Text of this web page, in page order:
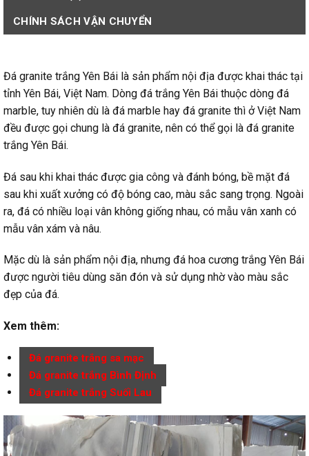
CHÍNH SÁCH VẬN CHUYỂN
Đá granite trắng Yên Bái là sản phẩm nội địa được khai thác tại
tỉnh Yên Bái, Việt Nam. Dòng đá trắng Yên Bái thuộc dòng đá
marble, tuy nhiên dù là đá marble hay đá granite thì ở Việt Nam
đều được gọi chung là đá granite, nên có thể gọi là đá granite
trắng Yên Bái.
Đá sau khi khai thác được gia công và đánh bóng, bề mặt đá
sau khi xuất xưởng có độ bóng cao, màu sắc sang trọng. Ngoài
ra, đá có nhiều loại vân không giống nhau, có mẫu vân xanh có
mẫu vân xám và nâu.
Mặc dù là sản phẩm nội địa, nhưng đá hoa cương trắng Yên Bái
được người tiêu dùng săn đón và sử dụng nhờ vào màu sắc
đẹp của đá.
Xem thêm:
Đá granite trắng sa mạc
Đá granite trắng Bình Định
Đá granite trắng Suối Lau